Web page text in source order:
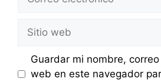
Sitio
web
Guardar mi nombre,
web en este navegador